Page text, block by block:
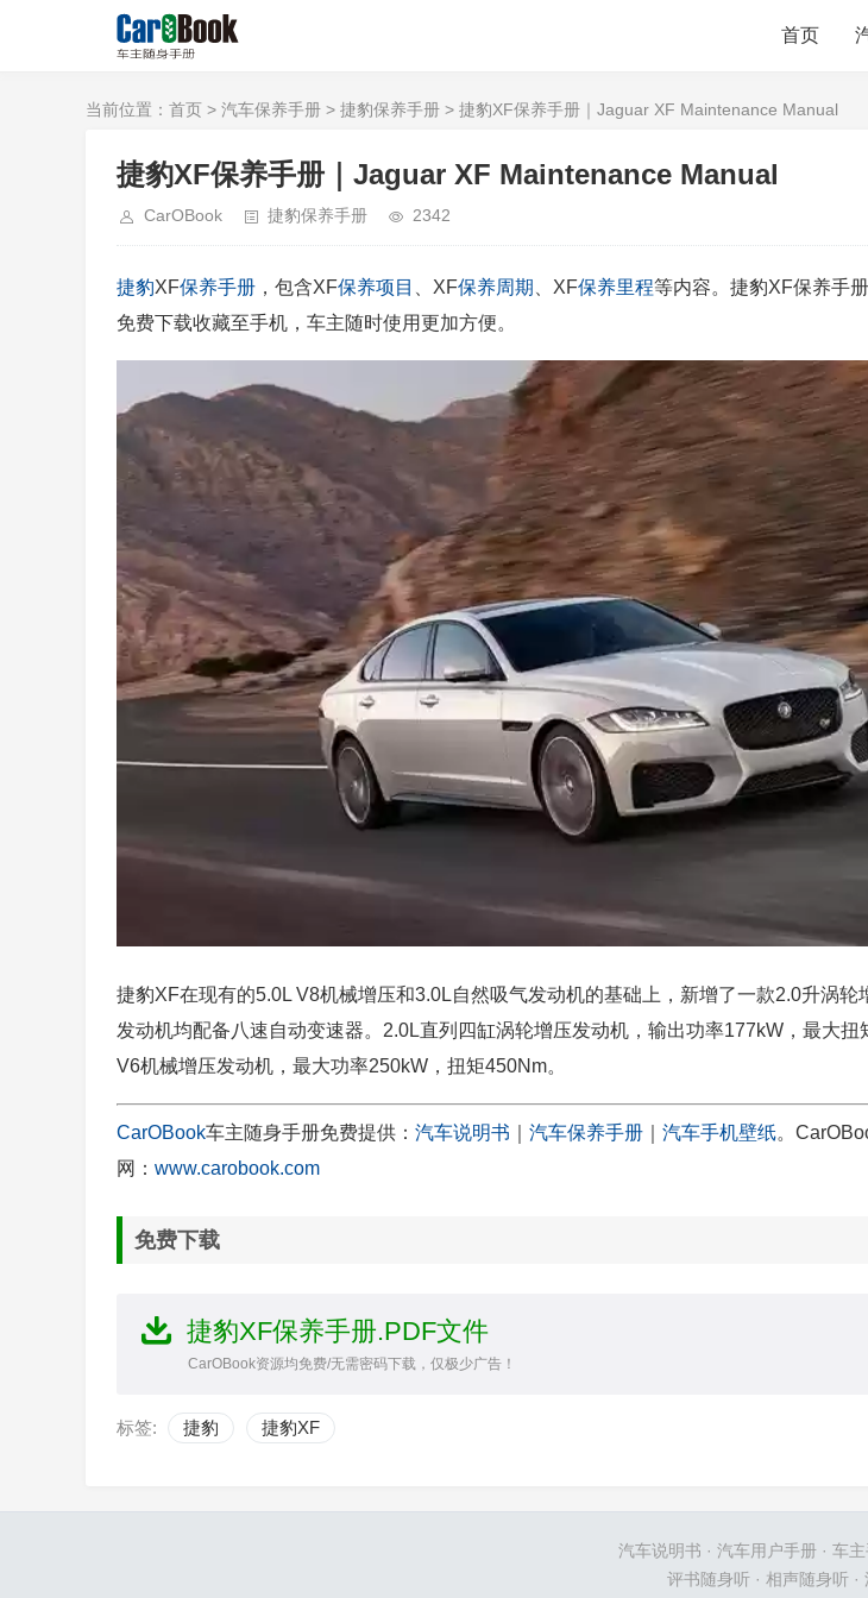
首页
当前位置： 首页 > 汽车保养手册 > 捷豹保养手册 > 捷豹XF保养手册｜Jaguar XF Maintenance Manual
捷豹XF保养手册｜Jaguar XF Maintenance Manual
CarOBook 捷豹保养手册 2342
捷豹XF保养手册 ，包含XF保养项目 、XF保养周期 、XF保养里程等内容。捷豹XF保养手
免费下载收藏至手机，车主随时使用更加方便。
捷豹XF在现有的5.0L V8机械增压和3.0L自然吸气发动机的基础上，新增了一款2.0升涡轮
发动机均配备八速自动变速器。2.0L直列四缸涡轮增压发动机，输出功率177kW，最大扭
V6机械增压发动机，最大功率250kW，扭矩450Nm。
CarOBook车主随身手册免费提供： 汽车说明书 汽车保养手册 汽车手机壁纸。
网： www.carobook.com
免费下载
捷豹XF保养手册.PDF文件
CarOBook资源均免费/无需密码下载，仅极少广告！
标签: 捷豹 捷豹XF
汽车说明书 · 汽车用户手册· 车
评书随身听 · 相声随身听 ·